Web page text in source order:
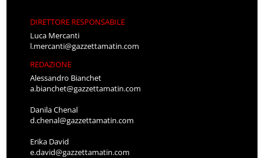
DIRETTORE RESPONSABILE
Luca Mercanti
l.mercanti@gazzettamatin.com
REDAZIONE
Alessandro Bianchet
a.bianchet@gazzettamatin.com
Danila Chenal
d.chenal@gazzettamatin.com
Erika David
e.david@gazzettamatin.com